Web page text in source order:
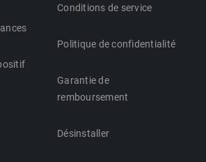
Conditions de service
Politique de confidentialité
Garantie de
remboursement
Désinstaller